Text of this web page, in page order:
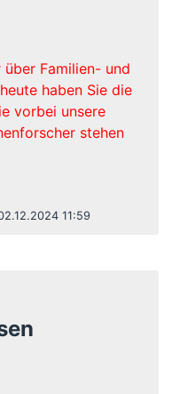
Familien- und
haben Sie die
vorbei unsere
stehen
11:59